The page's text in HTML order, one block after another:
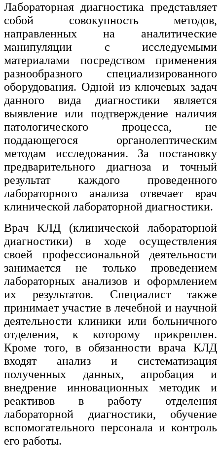
Лабораторная диагностика представляет
собой совокупность методов,
направленных на аналитические
манипуляции с исследуемыми
материалами посредством применения
разнообразного специализированного
оборудования. Одной из ключевых задач
данного вида диагностики является
выявление или подтверждение наличия
патологического процесса, не
поддающегося органолептическим
методам исследования. За постановку
предварительного диагноза и точный
результат каждого проведенного
лабораторного анализа отвечает врач
клинической лабораторной диагностики.
Врач КЛД (клинической лабораторной
диагностики) в ходе осуществления
своей профессиональной деятельности
занимается не только проведением
лабораторных анализов и оформлением
их результатов. Специалист также
принимает участие в лечебной и научной
деятельности клиники или больничного
отделения, к которому прикреплен.
Кроме того, в обязанности врача КЛД
входят анализ и систематизация
полученных данных, апробация и
внедрение инновационных методик и
реактивов в работу отделения
лабораторной диагностики, обучение
вспомогательного персонала и контроль
его работы.